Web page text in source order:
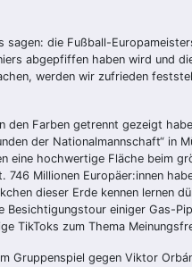
die Fußball-
abgepfiffen haben wird und
werden wir zufrieden
den Farben getrennt gezeigt
der Nationalmannschaft“ in
eine hochwertige Fläche beim
Millionen Europäer:innen
dieser Erde kennen lernen
einiger Gas-
TikToks zum Thema
gegen Viktor